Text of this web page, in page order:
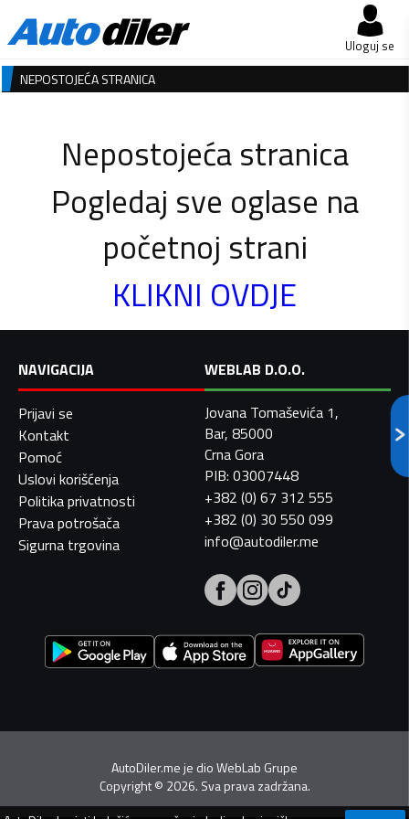
Uloguj se
NEPOSTOJEĆA STRANICA
Nepostojeća stranica
Pogledaj sve oglase na
početnoj strani
KLIKNI OVDJE
NAVIGACIJA
Prijavi se
Kontakt
Pomoć
Uslovi korišćenja
Politika privatnosti
Prava potrošača
Sigurna trgovina
WEBLAB D.O.O.
Jovana Tomaševića 1,
Bar, 85000
Crna Gora
PIB: 03007448
+382 (0) 67 312 555
+382 (0) 30 550 099
info@autodiler.me
AutoDiler.me je dioWebLab Grupe
Copyright© 2026. Sva prava zadržana.